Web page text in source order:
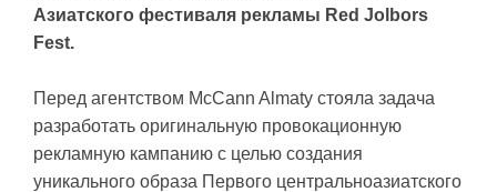
Азиатского фестиваля рекламы Red Jolbors
Fest.
Перед агентством McCann Almaty стояла задача
разработать оригинальную провокационную
рекламную кампанию с целью создания
уникального образа Первого центральноазиатского